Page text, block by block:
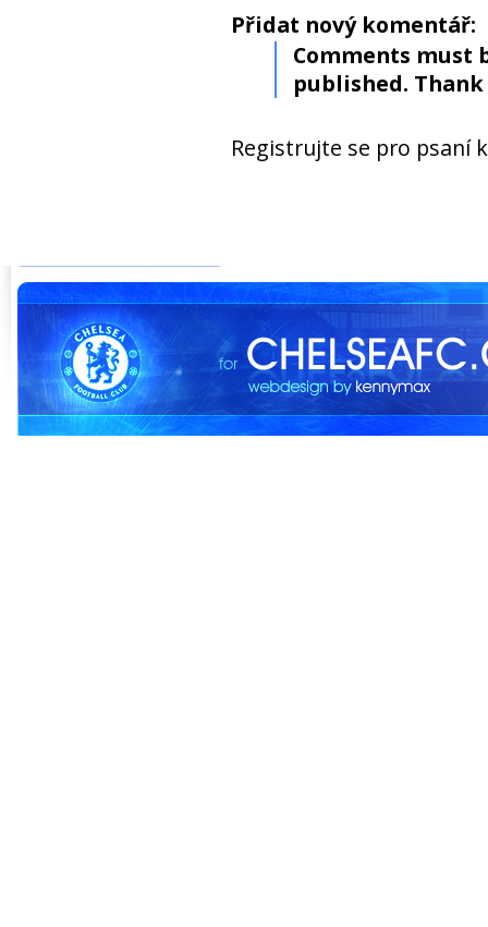
Přidat nový komentář:
Comments must
published. Thank
Registrujte se pro psaní